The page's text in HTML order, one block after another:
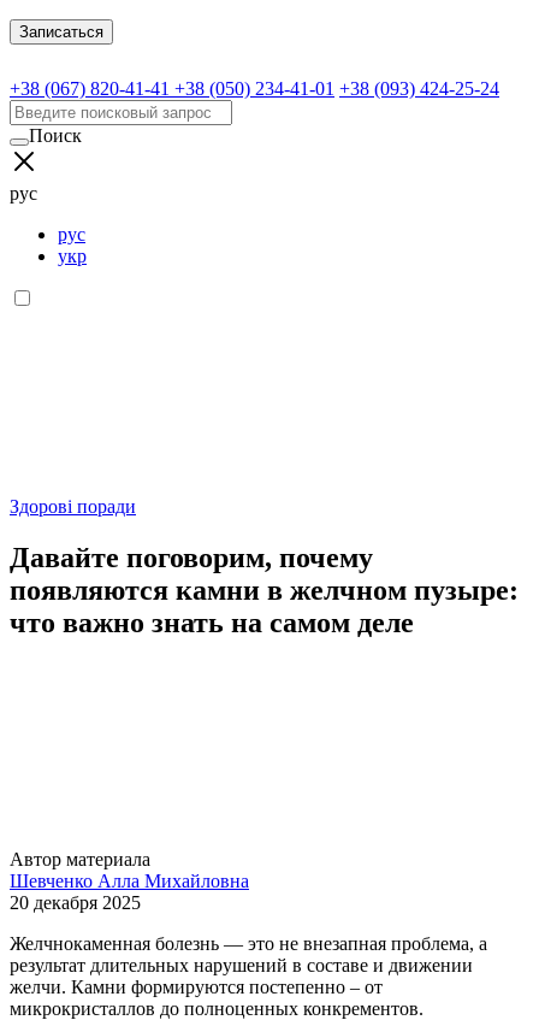
Записаться
+38 (067) 820-41-41 +38 (050) 234-41-01 +38 (093) 424-25-24
Поиск
рус
рус
укр
Здорові поради
Давайте поговорим, почему
появляются камни в желчном пузыре:
что важно знать на самом деле
Автор материала
Шевченко Алла Михайловна
20 декабря 2025
Желчнокаменная болезнь — это не внезапная проблема, а
результат длительных нарушений в составе и движении
желчи. Камни формируются постепенно – от
микрокристаллов до полноценных конкрементов.